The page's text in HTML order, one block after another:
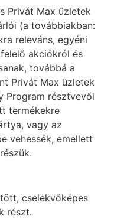
Privát Max üzletek
(a továbbiakban:
releváns, egyéni
akciókról és
továbbá a
Privát Max üzletek
Program résztvevői
termékekre
vagy az
vehessék, emellett
cselekvőképes
részt.